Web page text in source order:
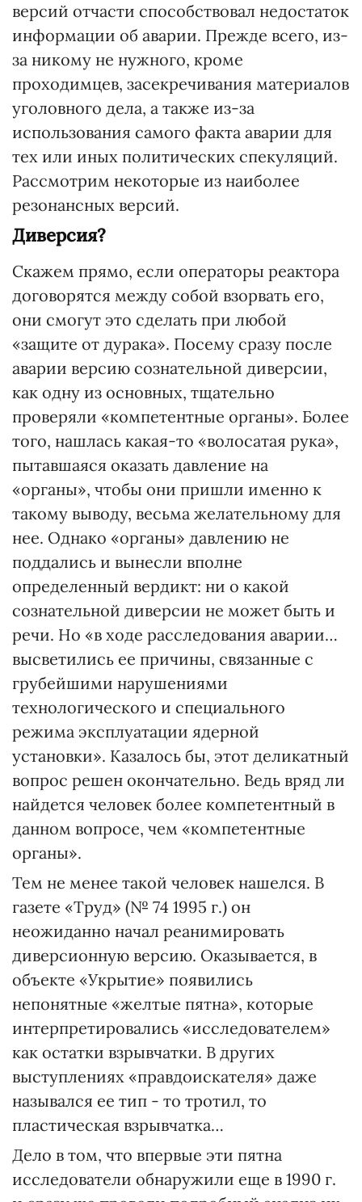
версий отчасти способствовал недостаток
информации об аварии. Прежде всего, из-
за никому не нужного, кроме
проходимцев, засекречивания материалов
уголовного дела, а также из-за
использования самого факта аварии для
тех или иных политических спекуляций.
Рассмотрим некоторые из наиболее
резонансных версий.
Диверсия?
Скажем прямо, если операторы реактора
договорятся между собой взорвать его,
они смогут это сделать при любой
«защите от дурака». Посему сразу после
аварии версию сознательной диверсии,
как одну из основных, тщательно
проверяли «компетентные органы». Более
того, нашлась какая-то «волосатая рука»,
пытавшаяся оказать давление на
«органы», чтобы они пришли именно к
такому выводу, весьма желательному для
нее. Однако «органы» давлению не
поддались и вынесли вполне
определенный вердикт: ни о какой
сознательной диверсии не может быть и
речи. Но «в ходе расследования аварии…
высветились ее причины, связанные с
грубейшими нарушениями
технологического и специального
режима эксплуатации ядерной
установки». Казалось бы, этот деликатный
вопрос решен окончательно. Ведь вряд ли
найдется человек более компетентный в
данном вопросе, чем «компетентные
органы».
Тем не менее такой человек нашелся. В
газете «Труд» (№ 74 1995 г.) он
неожиданно начал реанимировать
диверсионную версию. Оказывается, в
объекте «Укрытие» появились
непонятные «желтые пятна», которые
интерпретировались «исследователем»
как остатки взрывчатки. В других
выступлениях «правдоискателя» даже
назывался ее тип - то тротил, то
пластическая взрывчатка…
Дело в том, что впервые эти пятна
исследователи обнаружили еще в 1990 г.